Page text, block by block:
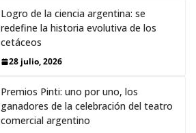
Logro de la ciencia argentina: se
redefine la historia evolutiva de los
cetáceos
28 julio, 2026
Premios Pinti: uno por uno, los
ganadores de la celebración del teatro
comercial argentino